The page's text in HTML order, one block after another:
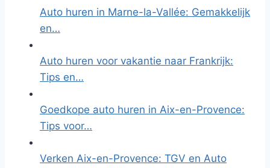
Auto huren in Marne-la-Vallée: Gemakkelijk
en…
Auto huren voor vakantie naar Frankrijk:
Tips en…
Goedkope auto huren in Aix-en-Provence:
Tips voor…
Verken Aix-en-Provence: TGV en Auto